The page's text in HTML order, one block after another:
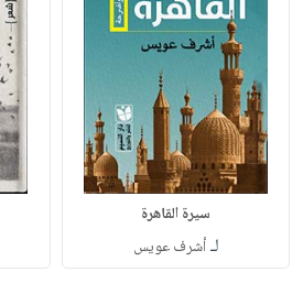
سيرة القاهرة
لـأشرف عويس